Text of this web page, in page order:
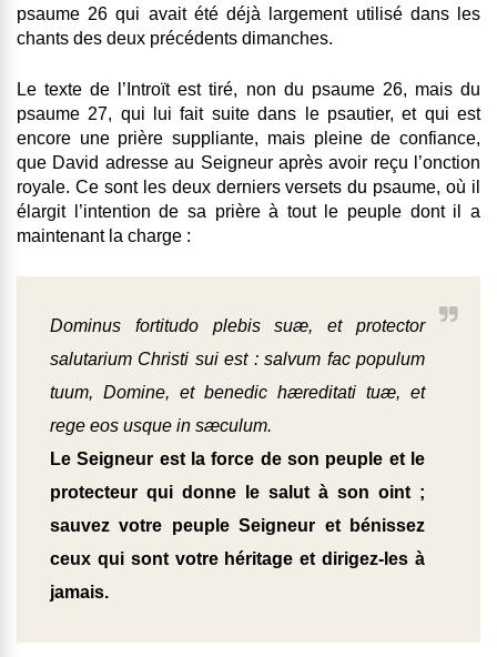
psaume 26 qui avait été déjà largement utilisé dans les
chants des deux précédents dimanches.
Le texte de l’Introït est tiré, non du psaume 26, mais du
psaume 27, qui lui fait suite dans le psautier, et qui est
encore une prière suppliante, mais pleine de confiance,
que David adresse au Seigneur après avoir reçu l’onction
royale. Ce sont les deux derniers versets du psaume, où il
élargit l’intention de sa prière à tout le peuple dont il a
maintenant la charge :
Dominus fortitudo plebis suæ, et protector
salutarium Christi sui est : salvum fac populum
tuum, Domine, et benedic hæreditati tuæ, et
rege eos usque in sæculum.
Le Seigneur est la force de son peuple et le
protecteur qui donne le salut à son oint ;
sauvez votre peuple Seigneur et bénissez
ceux qui sont votre héritage et dirigez-les à
jamais.